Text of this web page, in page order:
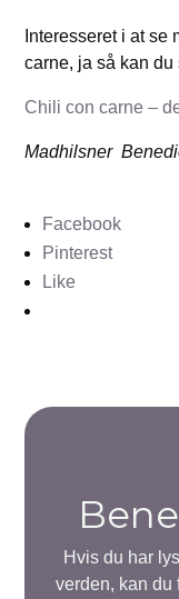
Interesseret i at
carne, ja så kan
Chili con carne –
Madhilsner
Facebook
Pinterest
Like
Hvis du har
verden, kan du